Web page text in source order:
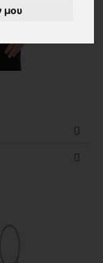
μου